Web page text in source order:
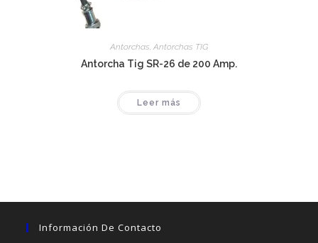
Antorchas, Antorchas TIG
Antorcha Tig SR-26 de 200 Amp.
Leer más
Información De Contacto